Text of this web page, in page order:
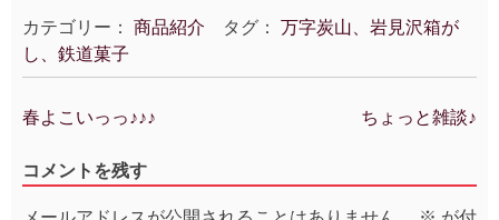
カテゴリー： 商品紹介 タグ： 万字炭山、岩見沢箱が
し、鉄道菓子
投
ナ
春よこいっっ♪♪♪ ちょっと雑談♪
コメントを残す